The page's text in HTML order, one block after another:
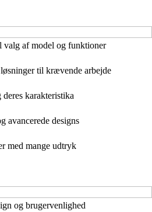
valg af model og funktioner
til krævende arbejde
karakteristika
avancerede designs
med mange udtryk
og brugervenlighed